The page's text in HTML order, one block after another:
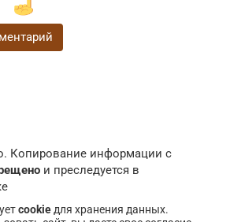
Копирование информации с
и преследуется в
cookieдля хранения данных.